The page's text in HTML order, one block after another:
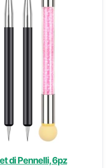
di Pennelli, 6pz